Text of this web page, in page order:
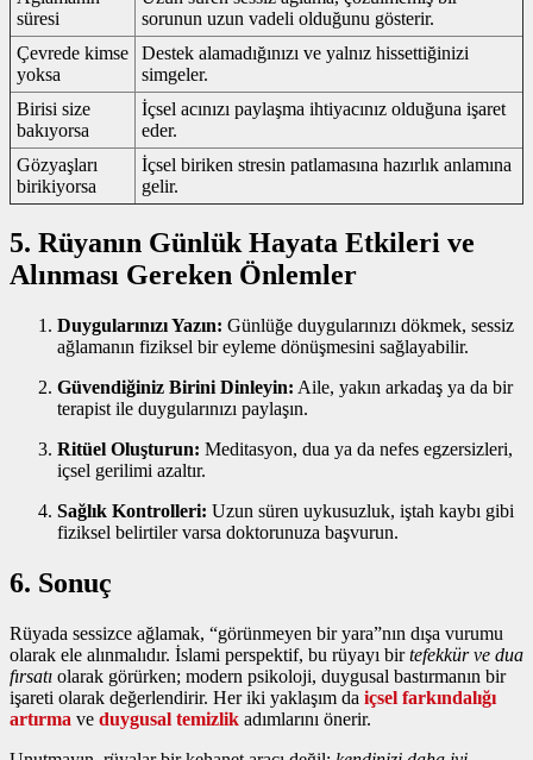
süresi
sorunun uzun vadeli olduğunu gösterir.
Çevrede kimse
yoksa
Destek alamadığınızı ve yalnız hissettiğinizi
simgeler.
Birisi size
bakıyorsa
İçsel acınızı paylaşma ihtiyacınız olduğuna işaret
eder.
Gözyaşları
birikiyorsa
İçsel biriken stresin patlamasına hazırlık anlamına
gelir.
5. Rüyanın Günlük Hayata Etkileri ve
Alınması Gereken Önlemler
Duygularınızı Yazın: Günlüğe duygularınızı dökmek, sessiz
ağlamanın fiziksel bir eyleme dönüşmesini sağlayabilir.
Güvendiğiniz Birini Dinleyin: Aile, yakın arkadaş ya da bir
terapist ile duygularınızı paylaşın.
Ritüel Oluşturun: Meditasyon, dua ya da nefes egzersizleri,
içsel gerilimi azaltır.
Sağlık Kontrolleri: Uzun süren uykusuzluk, iştah kaybı gibi
fiziksel belirtiler varsa doktorunuza başvurun.
6. Sonuç
Rüyada sessizce ağlamak, “görünmeyen bir yara”nın dışa vurumu
olarak ele alınmalıdır. İslami perspektif, bu rüyayı birtefekkür ve dua
fırsatı olarak görürken; modern psikoloji, duygusal bastırmanın bir
işareti olarak değerlendirir. Her iki yaklaşım da içsel farkındalığı
artırma ve duygusal temizlik adımlarını önerir.